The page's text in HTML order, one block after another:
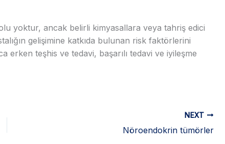
yoktur, ancak belirli kimyasallara veya tahriş edici
gelişimine katkıda bulunan risk faktörlerini
erken teşhis ve tedavi, başarılı tedavi ve iyileşme
NEXT
Nöroendokrin tümörler